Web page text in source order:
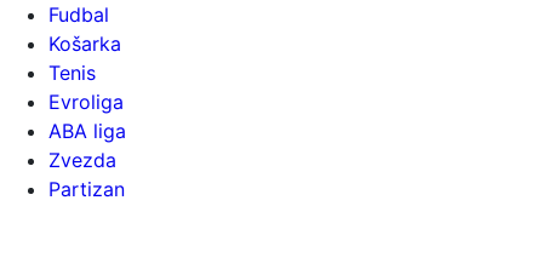
Fudbal
Košarka
Tenis
Evroliga
ABA liga
Zvezda
Partizan